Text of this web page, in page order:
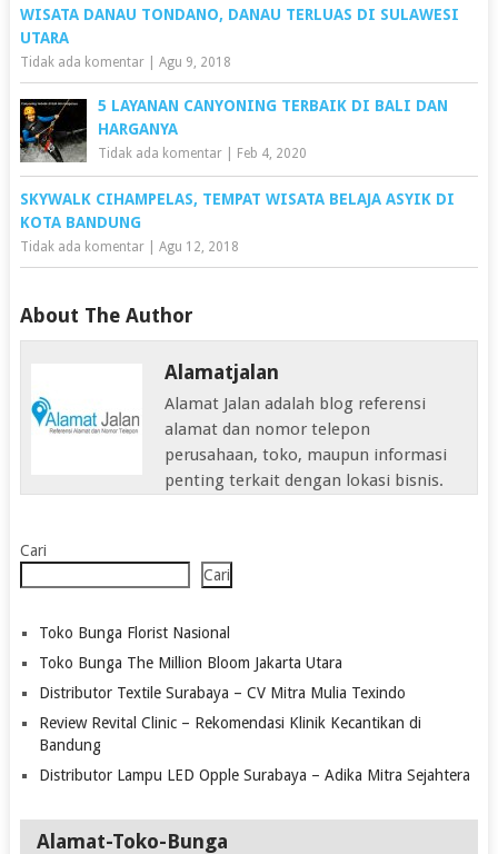
WISATA DANAU TONDANO, DANAU TERLUAS DI SULAWESI
UTARA
Tidak ada komentar| Agu 9, 2018
5 LAYANAN CANYONING TERBAIK DI BALI DAN
HARGANYA
Tidak ada komentar| Feb 4, 2020
SKYWALK CIHAMPELAS, TEMPAT WISATA BELAJA ASYIK DI
KOTA BANDUNG
Tidak ada komentar| Agu 12, 2018
About The Author
Alamatjalan
Alamat Jalan adalah blog referensi
alamat dan nomor telepon
perusahaan, toko, maupun informasi
penting terkait dengan lokasi bisnis.
Cari
Cari
Toko Bunga Florist Nasional
Toko Bunga The Million Bloom Jakarta Utara
Distributor Textile Surabaya – CV Mitra Mulia Texindo
Review Revital Clinic – Rekomendasi Klinik Kecantikan di
Bandung
Distributor Lampu LED Opple Surabaya – Adika Mitra Sejahtera
Alamat-Toko-Bunga